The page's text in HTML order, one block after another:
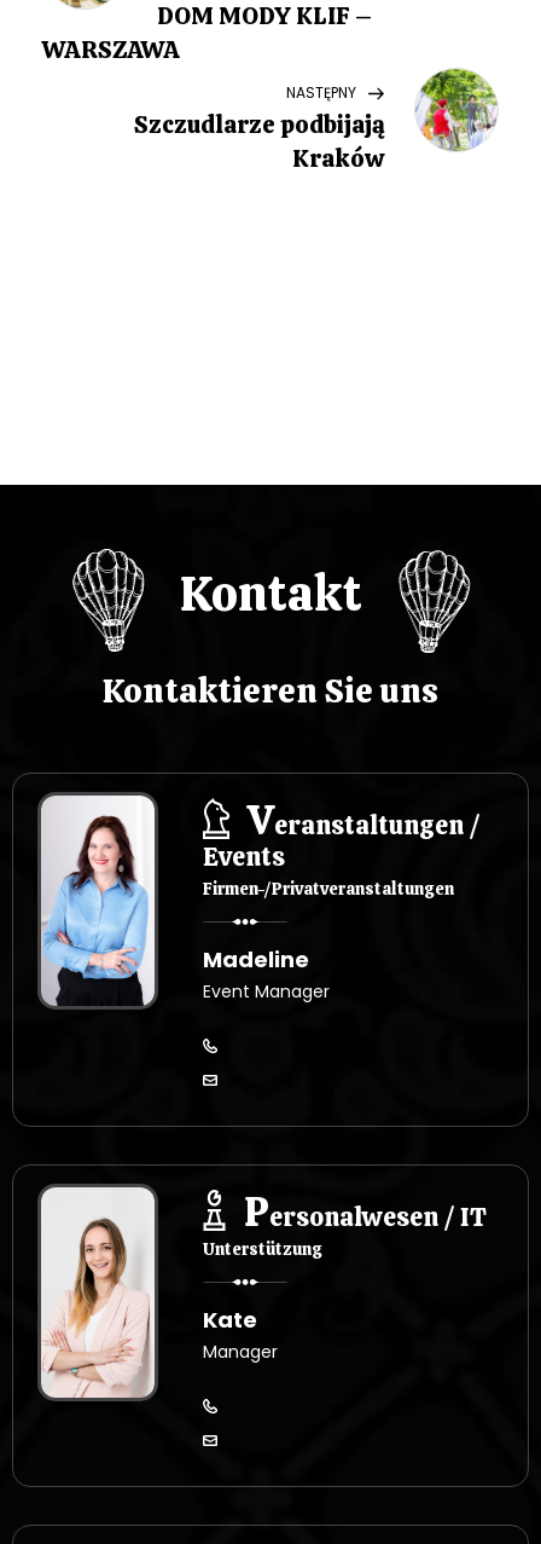
w
p
DOM MODY KLIF –
WARSZAWA
Post
NASTĘPNY
Szczudlarze podbijają
Kraków
Kontakt
Kontaktieren Sie uns
Veranstaltungen /
Events
Firmen-/Privatveranstaltungen
Madeline
Event Manager
Personalwesen / IT
Unterstützung
Kate
Manager